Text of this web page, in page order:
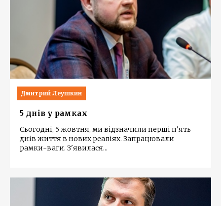
Дмитрий Леушкин
5 днів у рамках
Сьогодні, 5 жовтня, ми відзначили перші п'ять
днів життя в нових реаліях. Запрацювали
рамки-ваги. З'явилася...